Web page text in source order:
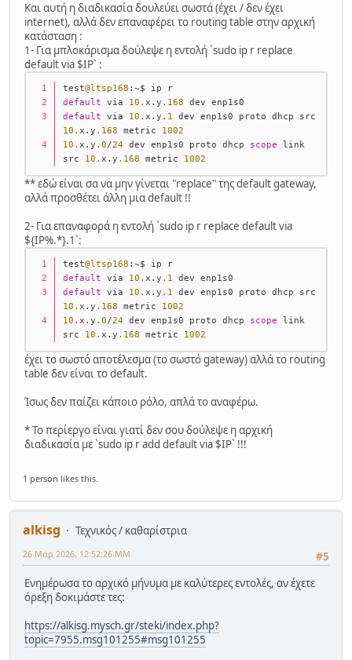
Και αυτή η διαδικασία δουλεύει σωστά (έχει / δεν έχει
internet), αλλά δεν επαναφέρει το routing table στην αρχική
κατάσταση :
1- Για μπλοκάρισμα δούλεψε η εντολή `sudo ip r replace
default via $IP` :
test@ltsp168 :~$ ip r
default via 10.x.y .168 dev enp1s0
default via 10.x.y .1
10.x.y .168 metric 1002
10.x.y .0/24 dev enp1s0 proto dhcp scope link
src 10.x.y .168 metric 1002
** εδώ είναι σα να μην γίνεται "replace" της default gateway,
αλλά προσθέτει άλλη μια default !!
2- Για επαναφορά η εντολή `sudo ip r replace default via
${IP%.*}.1`:
test@ltsp168 :~$ ip r
default via 10.x.y .1 dev enp1s0
default via 10.x.y .1
10.x.y .168 metric 1002
10.x.y .0/24 dev enp1s0 proto dhcp scope link
src 10.x.y .168 metric 1002
έχει το σωστό αποτέλεσμα (το σωστό gateway) αλλά το routing
table δεν είναι το default.
Ίσως δεν παίζει κάποιο ρόλο, απλά το αναφέρω.
* Το περίεργο είναι γιατί δεν σου δούλεψε η αρχική
διαδικασία με `sudo ip r add default via $IP` !!!
1 person likes this.
alkisg
Τεχνικός / καθαρίστρια
#5
26 Μαρ 2026, 12:52:26 ΜΜ
Ενημέρωσα το αρχικό μήνυμα με καλύτερες εντολές, αν έχετε
όρεξη δοκιμάστε τες:
https://alkisg.mysch.gr/steki/index.php?
topic=7955.msg101255#msg101255